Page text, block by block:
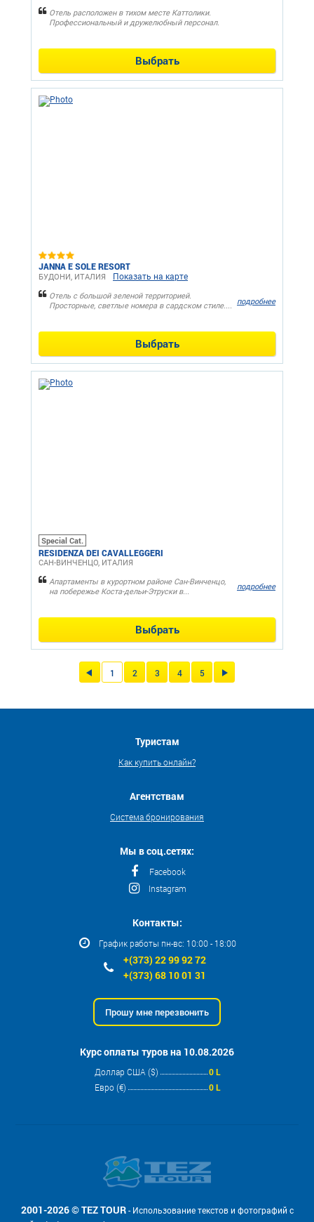
Отель расположен в тихом месте Каттолики.
Профессиональный и дружелюбный персонал.
Выбрать
JANNA E SOLE RESORT
БУДОНИ, ИТАЛИЯ Показать на карте
Отель с большой зеленой территорией.
Просторные, светлые номера в сардском стиле....
подробнее
Выбрать
Special Cat.
RESIDENZA DEI CAVALLEGGERI
САН-ВИНЧЕНЦО, ИТАЛИЯ
Апартаменты в курортном районе Сан-Винченцо,
на побережье Коста-дельи-Этруски в...
подробнее
Выбрать
1 2 3 4 5
Туристам
Как купить онлайн?
Агентствам
Система бронирования
Мы в соц.сетях:
Facebook
Instagram
Контакты:
График работы пн-вс: 10:00 - 18:00
+(373) 22 99 92 72
+(373) 68 10 01 31
Прошу мне перезвонить
Курс оплаты туров на 10.08.2026
Доллар США ($)
0 L
Евро (€)
0 L
2001-2026 © TEZ TOUR- Использование текстов и фотографий с